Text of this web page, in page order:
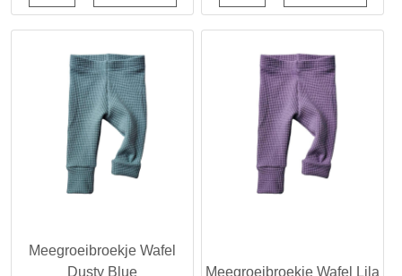
Meegroeibroekje Wafel
Dusty Blue
Meegroeibroekje Wafel Lila